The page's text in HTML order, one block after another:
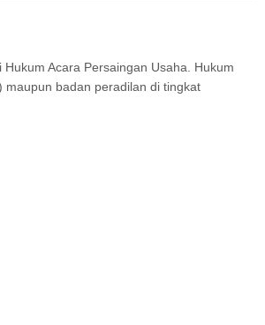
Acara Persaingan Usaha. Hukum
maupun badan peradilan di tingkat